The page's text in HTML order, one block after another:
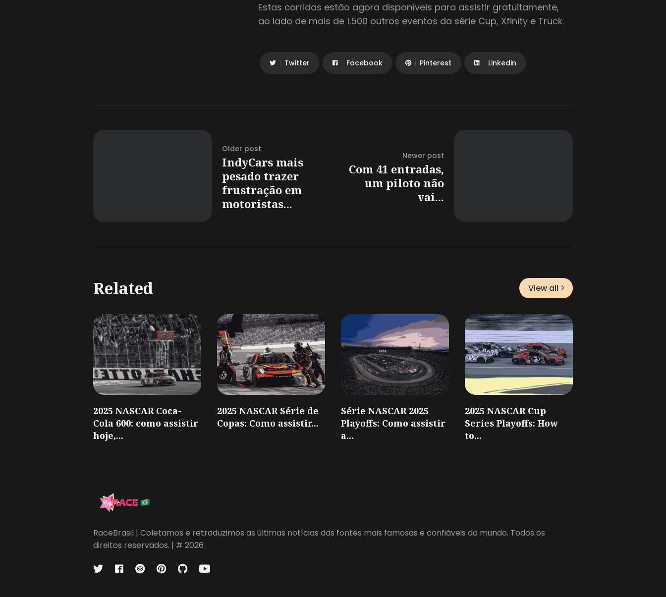
Estas corridas estão agora disponíveis para assistir gratuitamente,
ao lado de mais de 1.500 outros eventos da série Cup, Xfinity e Truck.
Twitter Facebook Pinterest Linkedin
Older post
IndyCars mais
pesado trazer
frustração em
motoristas...
Newer post
Com 41 entradas,
um piloto não
vai...
Related View all
2025 NASCAR Coca-
Cola 600: como assistir
hoje,...
2025 NASCAR Série de
Copas: Como assistir...
Série NASCAR 2025
Playoffs: Como assistir
a...
2025 NASCAR Cup
Series Playoffs: How
to...
RaceBrasil | Coletamos e retraduzimos as últimas notícias das fontes mais famosas e confiáveis do mundo. Todos os
direitos reservados. | # 2026